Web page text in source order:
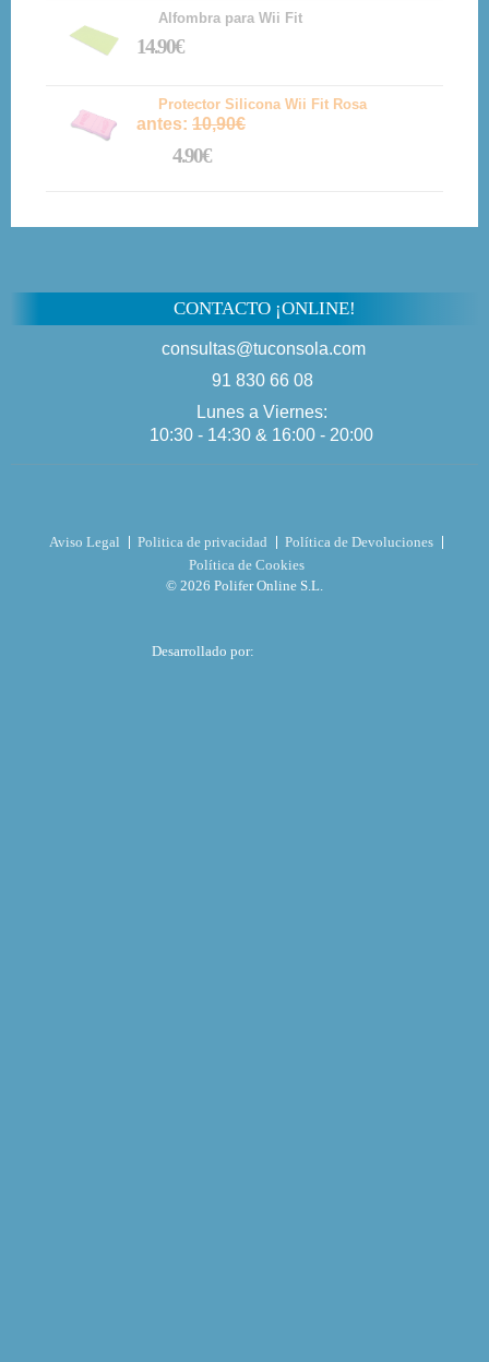
Alfombra para Wii Fit
14.90€
Protector Silicona Wii Fit Rosa
antes: 10,90€
4.90€
CONTACTO ¡ONLINE!
consultas@tuconsola.com
91 830 66 08
Lunes a Viernes:
10:30 - 14:30 & 16:00 - 20:00
Aviso Legal Politica de privacidad
Política de Devoluciones
Política de Cookies
© 2026 Polifer Online S.L.
Desarrollado por: